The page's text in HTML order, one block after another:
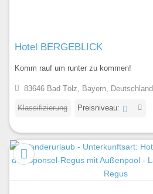
Hotel BERGEBLICK
Komm rauf um runter zu kommen!
83646 Bad Tölz, Bayern, Deutschland
Klassifizierung Preisniveau: